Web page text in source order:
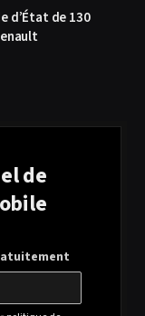
d’État de 130
de